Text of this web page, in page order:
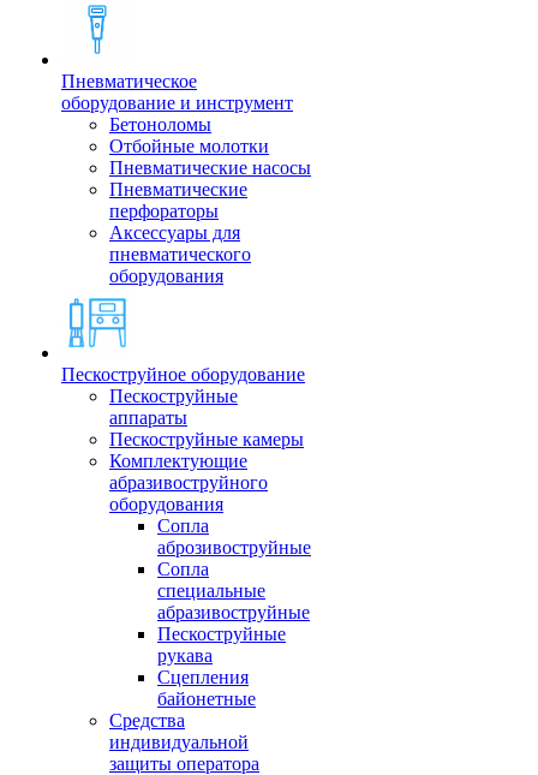
Пневматическое
оборудование и инструмент
Бетоноломы
Отбойные молотки
Пневматические насосы
Пневматические
перфораторы
Аксессуары для
пневматического
оборудования
Пескоструйное оборудование
Пескоструйные
аппараты
Пескоструйные камеры
Комплектующие
абразивоструйного
оборудования
Сопла
аброзивоструйные
Сопла
специальные
абразивоструйные
Пескоструйные
рукава
Сцепления
байонетные
Средства
индивидуальной
защиты оператора